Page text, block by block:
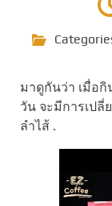
มาดูกันว่า เมื่อ
วัน จะมีการเปลี่
ลำไส้ .